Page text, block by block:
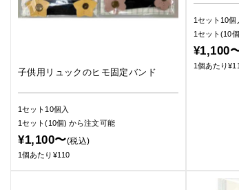
子供用リュックのヒモ固定バンド
1セット10個入
1セット(10個)から注文可能
¥1,100〜(税込)
1個あたり¥110
1セット10個
1セット(10
¥1,100
1個あたり